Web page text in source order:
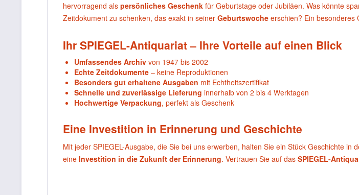
hervorragend als persönliches Geschenk für Geburtstage oder Jubiläen. Was könnte
Zeitdokument zu schenken, das exakt in seiner Geburtswoche erschien? Ein besonderes
Ihr SPIEGEL-Antiquariat – Ihre Vorteile auf einen Blick
Umfassendes Archiv von 1947 bis 2002
Echte Zeitdokumente – keine Reproduktionen
Besonders gut erhaltene Ausgaben mit Echtheitszertifikat
Schnelle und zuverlässige Lieferung innerhalb von 2 bis 4 Werktagen
Hochwertige Verpackung, perfekt als Geschenk
Eine Investition in Erinnerung und Geschichte
Mit jeder SPIEGEL-Ausgabe, die Sie bei uns erwerben, halten Sie ein Stück Geschichte
eine Investition in die Zukunft der Erinnerung. Vertrauen Sie auf das SPIEGEL-